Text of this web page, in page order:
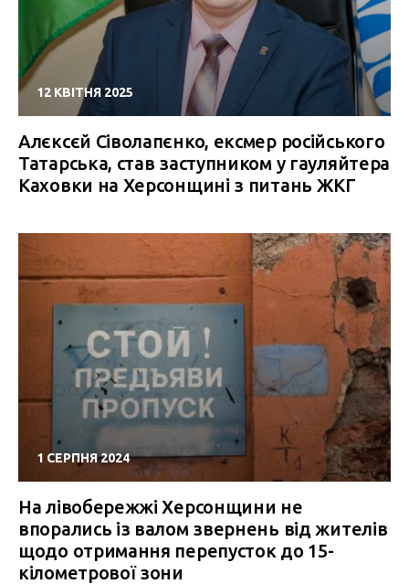
12 КВІТНЯ 2025
Алєксєй Сіволапєнко, ексмер російського
Татарська, став заступником у гауляйтера
Каховки на Херсонщині з питань ЖКГ
1 СЕРПНЯ 2024
На лівобережжі Херсонщини не
впорались із валом звернень від жителів
щодо отримання перепусток до 15-
кілометрової зони